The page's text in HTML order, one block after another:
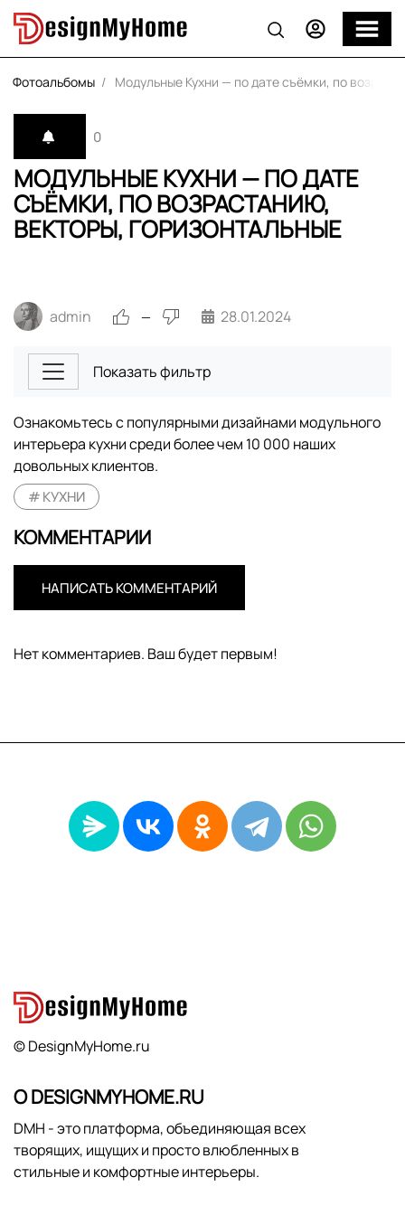
Фотоальбомы Модульные Кухни — по дате съёмки, по
МОДУЛЬНЫЕ КУХНИ — ПО ДАТЕ
СЪЁМКИ, ПО ВОЗРАСТАНИЮ,
ВЕКТОРЫ, ГОРИЗОНТАЛЬНЫЕ
0
admin — 28.01.2024
Показать фильтр
Ознакомьтесь с популярными дизайнами модульного
интерьера кухни среди более чем 10 000 наших
довольных клиентов.
КУХНИ
КОММЕНТАРИИ
НАПИСАТЬ КОММЕНТАРИЙ
Нет комментариев. Ваш будет первым!
© DesignMyHome.ru
О DESIGNMYHOME.RU
DMH - это платформа, объединяющая всех
творящих, ищущих и просто влюбленных в
стильные и комфортные интерьеры.